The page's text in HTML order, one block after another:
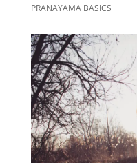
PRANAYAMA BASICS